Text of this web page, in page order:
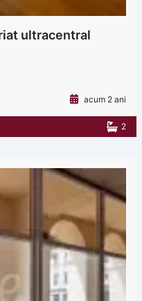
ultracentral
acum 2 ani
2